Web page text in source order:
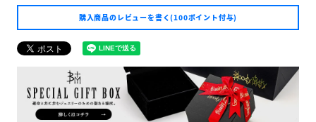
購入商品のレビューを書く(100ポイント付与)